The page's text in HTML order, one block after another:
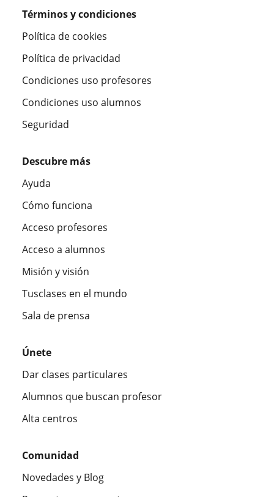
Términos y condiciones
Política de cookies
Política de privacidad
Condiciones uso profesores
Condiciones uso alumnos
Seguridad
Descubre más
Ayuda
Cómo funciona
Acceso profesores
Acceso a alumnos
Misión y visión
Tusclases en el mundo
Sala de prensa
Únete
Dar clases particulares
Alumnos que buscan profesor
Alta centros
Comunidad
Novedades y Blog